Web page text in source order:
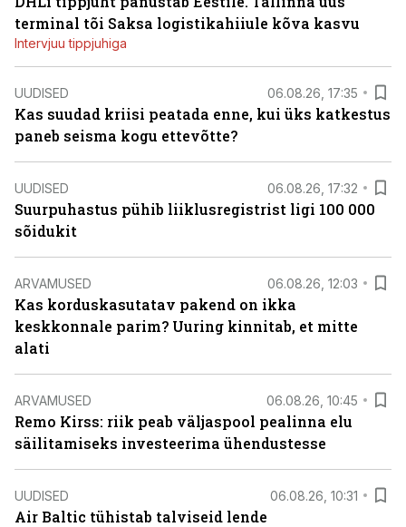
terminal tõi Saksa logistikahiiule kõva kasvu
Intervjuu tippjuhiga
UUDISED 06.08.26, 17:35
Kas suudad kriisi peatada enne, kui üks katkestus
paneb seisma kogu ettevõtte?
UUDISED 06.08.26, 17:32
Suurpuhastus pühib liiklusregistrist ligi 100 000
sõidukit
ARVAMUSED 06.08.26, 12:03
Kas korduskasutatav pakend on ikka
keskkonnale parim? Uuring kinnitab, et mitte
alati
ARVAMUSED 06.08.26, 10:45
Remo Kirss: riik peab väljaspool pealinna elu
säilitamiseks investeerima ühendustesse
UUDISED 06.08.26, 10:31
Air Baltic tühistab talviseid lende